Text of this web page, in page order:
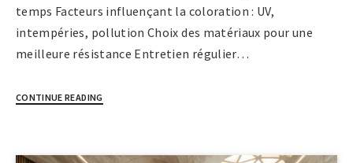
temps Facteurs influençant la coloration : UV,
intempéries, pollution Choix des matériaux pour une
meilleure résistance Entretien régulier…
CONTINUE READING